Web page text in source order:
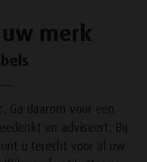
merk
Ga daarom voor een
en adviseert. Bij
u terecht voor al uw